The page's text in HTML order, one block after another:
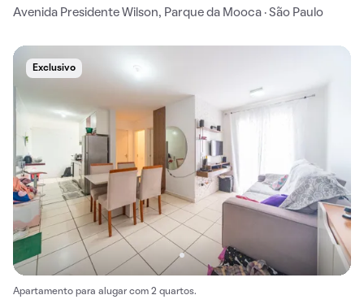
Avenida Presidente Wilson, Parque da Mooca · São Paulo
Exclusivo
Apartamento para alugar com 2 quartos.